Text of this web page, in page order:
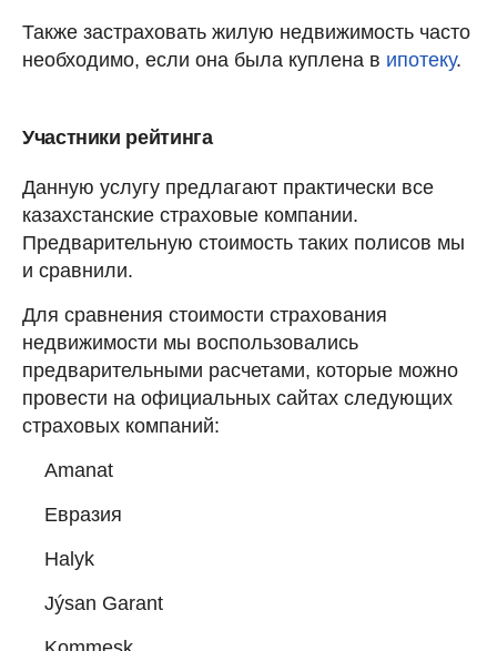
Также застраховать жилую недвижимость часто
необходимо, если она была куплена в ипотеку.
Участники рейтинга
Данную услугу предлагают практически все
казахстанские страховые компании.
Предварительную стоимость таких полисов мы
и сравнили.
Для сравнения стоимости страхования
недвижимости мы воспользовались
предварительными расчетами, которые можно
провести на официальных сайтах следующих
страховых компаний:
Amanat
Евразия
Halyk
Jýsan Garant